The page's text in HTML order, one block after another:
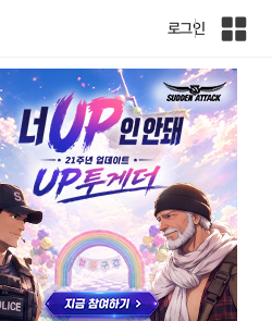
로그인
인
전
사
이
트